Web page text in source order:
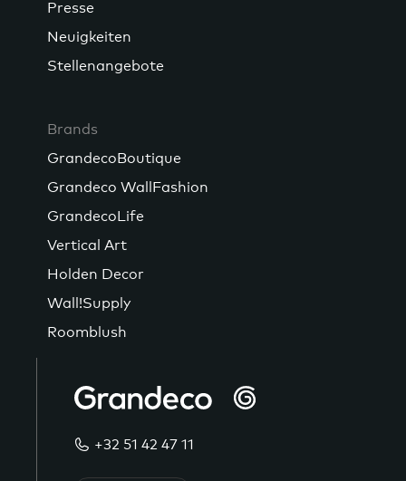
Presse
Neuigkeiten
Stellenangebote
Brands
GrandecoBoutique
Grandeco WallFashion
GrandecoLife
Vertical Art
Holden Decor
Wall!Supply
Roomblush
+32 51 42 47 11